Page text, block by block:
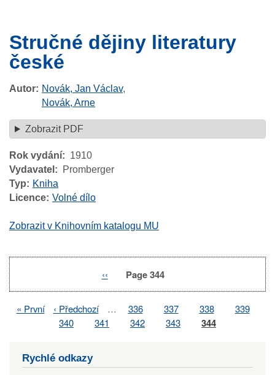
Stručné dějiny literatury
české
Autor Novák, Jan Václav,
Novák, Arne
Zobrazit PDF
Rok vydání
1910
Vydavatel
Promberger
Typ
Kniha
Licence Volné dílo
Zobrazit v Knihovním katalogu MU
Previous
‹‹ Page 344
Pagination
First
« První
Previous
page
‹ Předchozí … Page
336 Page
337 Page
338 Page
339
Page
340 Page
341 Page
342 Page
343 Page
344
Rychlé odkazy